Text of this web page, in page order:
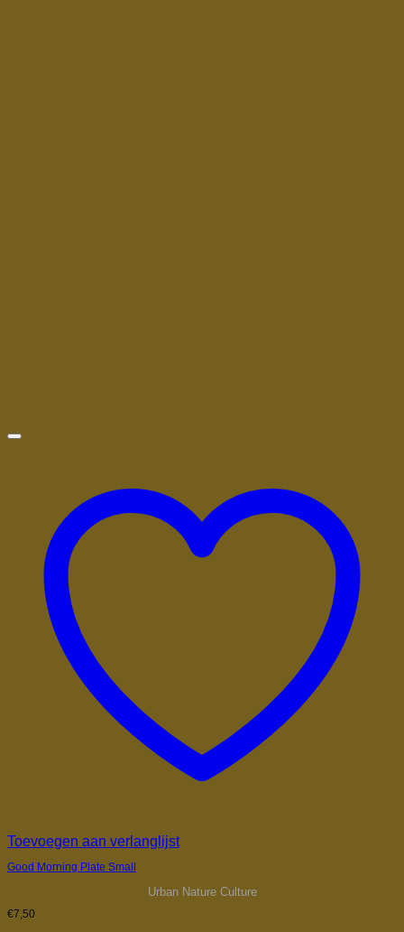
Toevoegen aan verlanglijst
Good Morning Plate Small
Urban Nature Culture
€7,50